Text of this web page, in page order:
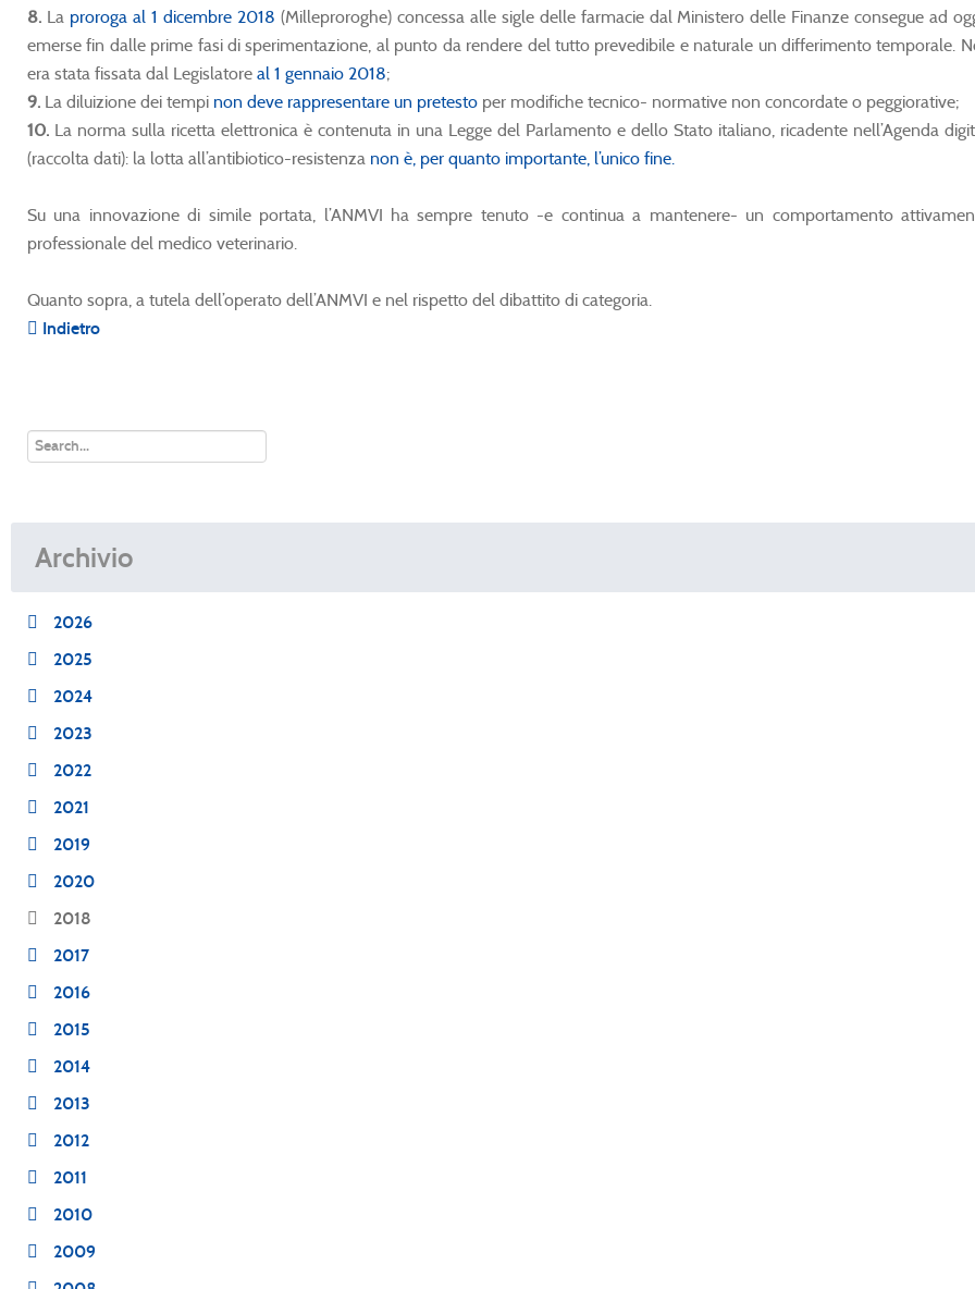
8. La proroga al 1 dicembre 2018 (Milleproroghe) concessa alle sigle delle farmacie dal Ministero delle Finanze consegue ad
emerse fin dalle prime fasi di sperimentazione, al punto da rendere del tutto prevedibile e naturale un differimento temporale.
era stata fissata dal Legislatore al 1 gennaio 2018;
9. La diluizione dei tempi non deve rappresentare un pretesto per modifiche tecnico- normative non concordate o peggiorative;
10. La norma sulla ricetta elettronica è contenuta in una Legge del Parlamento e dello Stato italiano, ricadente nell’Agenda
(raccolta dati): la lotta all’antibiotico-resistenza non è, per quanto importante, l’unico fine.
Su una innovazione di simile portata, l’ANMVI ha sempre tenuto -e continua a mantenere- un comportamento
professionale del medico veterinario.
Quanto sopra, a tutela dell’operato dell’ANMVI e nel rispetto del dibattito di categoria.
Indietro
Archivio
2026
2025
2024
2023
2022
2021
2019
2020
2018
2017
2016
2015
2014
2013
2012
2011
2010
2009